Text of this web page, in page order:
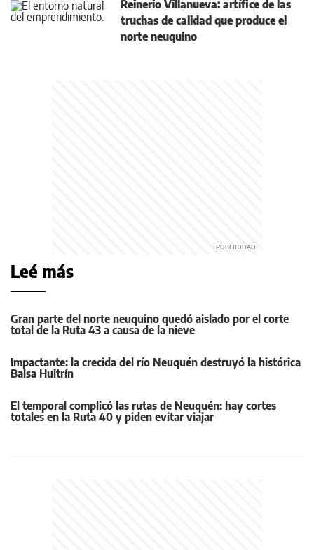
Reinerio Villanueva: artífice de las
truchas de calidad que produce el
norte neuquino
Leé más
Gran parte del norte neuquino quedó aislado por el corte
total de la Ruta 43 a causa de la nieve
Impactante: la crecida del río Neuquén destruyó la histórica
Balsa Huitrín
El temporal complicó las rutas de Neuquén: hay cortes
totales en la Ruta 40 y piden evitar viajar